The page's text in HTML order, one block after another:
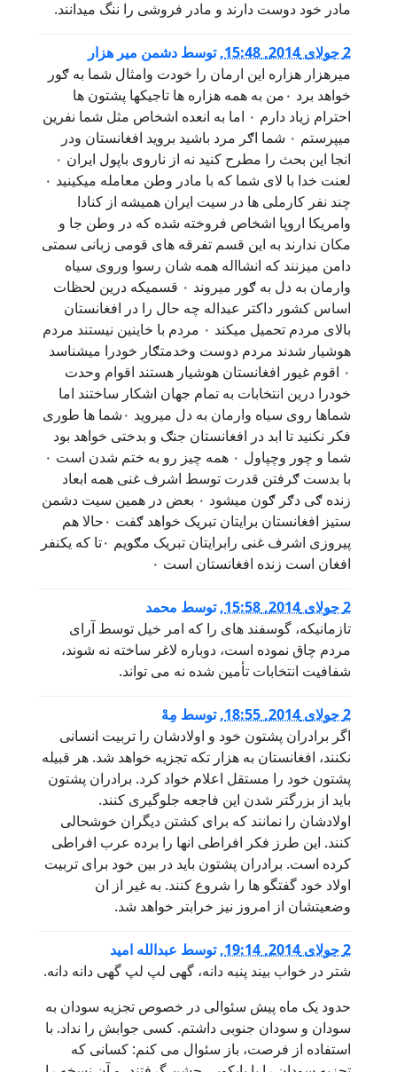
مادر خود دوست دارند و مادر فروشی را ننگ میدانند.
2 جولای 2014, 15:48 ,توسط دشمن میر هزار
میرهزار هزاره این ارمان را خودت وامثال شما به ګور
خواهد برد ۰من به همه هزاره ها تاجیکها پشتون ها
احترام زیاد دارم ۰ اما به انعده اشخاص مثل شما نفرین
میپرستم ۰ شما اګر مرد باشید بروید افغانستان ودر
انجا این بحث را مطرح کنید نه از ناروی باپول ایران ۰
لعنت خدا با لای شما که با مادر وطن معامله میکینید ۰
چند نفر کارملی ها در سیت ایران همیشه از کنادا
وامریکا اروپا اشخاص فروخته شده که در وطن جا و
مکان ندارند به این قسم تفرقه های قومی زبانی سمتی
دامن میزنند که انشااله همه شان رسوا وروی سیاه
وارمان به دل به ګور میروند ۰ قسمیکه درین لحظات
اساس کشور داکتر عبداله چه حال را در افغانستان
بالای مردم تحمیل میکند ۰ مردم با خاینین نیستند مردم
هوشیار شدند مردم دوست وخدمتګار خودرا میشناسد
۰ اقوم غیور افغانستان هوشیار هستند اقوام وحدت
خودرا درین انتخابات به تمام جهان اشکار ساختند اما
شماها روی سیاه وارمان به دل میروید ۰شما ها طوری
فکر نکنید تا ابد در افغانستان جنګ و بدختی خواهد بود
شما و چور وچپاول ۰ همه چیز رو به ختم شدن است ۰
با بدست ګرفتن قدرت توسط اشرف غنی همه ابعاد
زنده ګی دګر ګون میشود ۰ بعض در همین سیت دشمن
ستیز افغانستان برایتان تبریک خواهد ګفت ۰حالا هم
پیروزی اشرف غنی رابرایتان تبریک مګویم ۰تا که یکنفر
افغان است زنده افغانستان است ۰
2 جولای 2014, 15:58 ,توسط محمد
تازمانیکه، گوسفند های را که امر خیل توسط آرای
مردم چاق نموده است، دوباره لاغر ساخته نه شوند،
شفافیت انتخابات تأمین شده نه می تواند.
2 جولای 2014, 18:55 ,توسط مِهْ
اگر برادران پشتون خود و اولادشان را تربیت انسانی
نکنند، افغانستان به هزار تکه تجزیه خواهد شد. هر قبیله
پشتون خود را مستقل اعلام خواد کرد. برادران پشتون
باید از بزرگتر شدن این فاجعه جلوگیری کنند.
اولادشان را نمانند که برای کشتن دیگران خوشحالی
کنند. این طرز فکر افراطی انها را برده عرب افراطی
کرده است. برادران پشتون باید در بین خود برای تربیت
اولاد خود گفتگو ها را شروع کنند. به غیر از ان
وضعیتشان از امروز نیز خرابتر خواهد شد.
2 جولای 2014, 19:14 ,توسط عبدالله امید
شتر در خواب بیند پنبه دانه، گهی لپ لپ گهی دانه دانه.
حدود یک ماه پیش سئوالی در خصوص تجزیه سودان به
سودان و سودان جنوبی داشتم. کسی جوابش را نداد. با
استفاده از فرصت، باز سئوال می کنم: کسانی که